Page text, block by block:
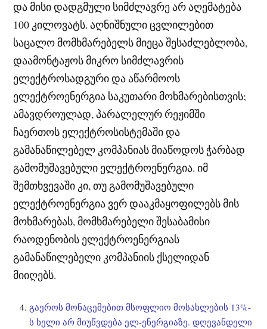
და მისი დადგმული სიმძლავრე არ აღემატება
100 კილოვატს. აღნიშნული ცვლილებით
საცალო მომხმარებელს მიეცა შესაძლებლობა,
დაამონტაჟოს მიკრო სიმძლავრის
ელექტროსადგური და აწარმოოს
ელექტროენერგია საკუთარი მოხმარებისთვის;
ამავდროულად, პარალელურ რეჟიმში
ჩაერთოს ელექტროსისტემაში და
გამანაწილებელ კომპანიას მიაწოდოს ჭარბად
გამომუშავებული ელექტროენერგია. იმ
შემთხვევაში კი, თუ გამომუშავებული
ელექტროენერგია ვერ დააკმაყოფილებს მის
მოხმარებას, მომხმარებელი შესაბამისი
რაოდენობის ელექტროენერგიას
გამანაწილებელი კომპანიის ქსელიდან
მიიღებს.
გაეროს მონაცემებით მსოფლიო მოსახლების 13%-
ს ხელი არ მიუწვდება ელ-ენერგიაზე. დღევანდელი